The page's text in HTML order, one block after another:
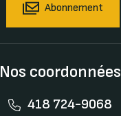
Abonnement
Nos coordonnées
418 724-9068